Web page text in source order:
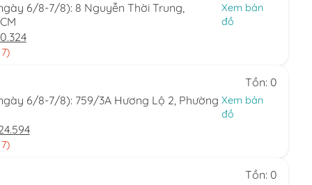
6/8-7/8): 8 Nguyễn Thời Trung,
Xem bản
đồ
Tồn: 0
6/8-7/8): 759/3A Hương Lộ 2, Phường Xem bản
đồ
Tồn: 0